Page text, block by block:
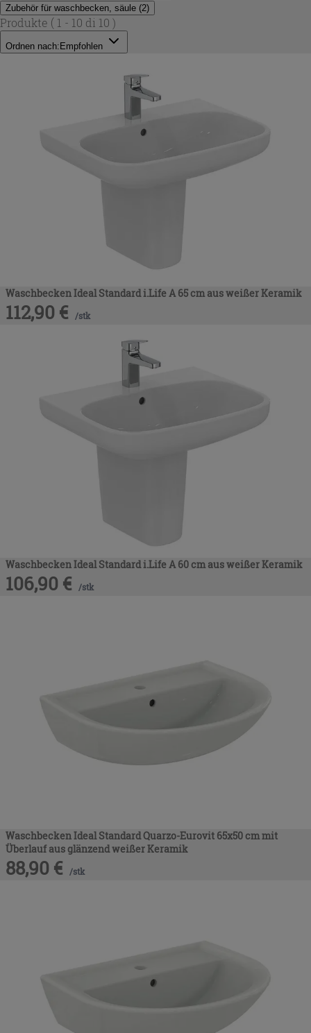
Zubehör für waschbecken, säule (2)
Produkte ( 1 - 10 di 10 )
Ordnen nach: Empfohlen
Waschbecken Ideal Standard i.Life A 65 cm aus weißer Keramik
112,90 € /stk
Waschbecken Ideal Standard i.Life A 60 cm aus weißer Keramik
106,90 € /stk
Waschbecken Ideal Standard Quarzo-Eurovit 65x50 cm mit
Überlauf aus glänzend weißer Keramik
88,90 € /stk